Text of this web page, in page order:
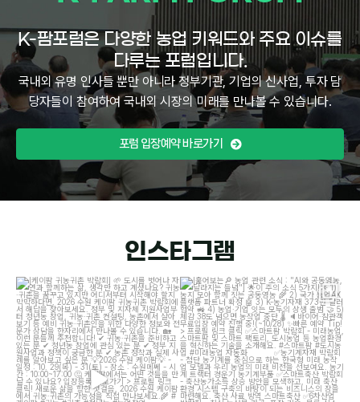
K-팜포럼은 다양한 농업 키워드와 주요 이슈를
다루는 포럼입니다.
국내외 유명 인사들 뿐만 아니라 정부기관, 기업의 신사업, 투자 담
당자들이 참여하여 국내외 시장의 미래를 만나볼 수 있습니다.
포럼 입장예약 바로가기
인스타그램
[케이팜 귀농귀촌 박람회]
도시를 벗어나
자연과 함께하는 삶, 생각만 하고 계셨나요?...
4 4
[훑어보는
농업 관련 소식 : "AI와 공동영농,
달라지는 들녘"]
이...
12 2